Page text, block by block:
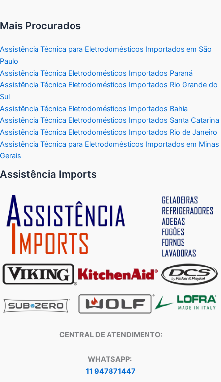
Mais Procurados
Assistência Técnica para Eletrodomésticos Importados em São
Paulo
Assistência Técnica Eletrodomésticos Importados Paraná
Assistência Técnica Eletrodomésticos Importados Rio Grande do
Sul
Assistência Técnica Eletrodomésticos Importados Bahia
Assistência Técnica Eletrodomésticos Importados Santa Catarina
Assistência Técnica Eletrodomésticos Importados Rio de Janeiro
Assistência Técnica para Eletrodomésticos Importados em Minas
Gerais
Assistência Imports
CENTRAL DE ATENDIMENTO:
WHATSAPP:
11 947871447